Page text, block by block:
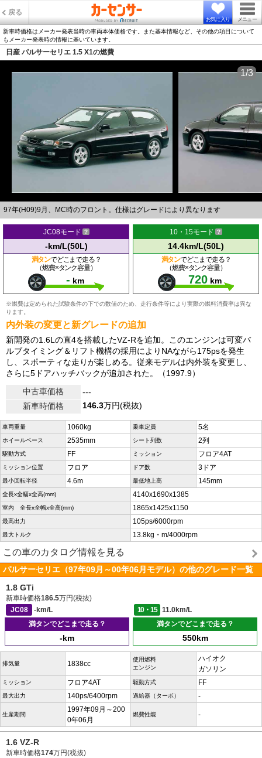
戻る
お気に入り メニュー
新車時価格はメーカー発表当時の車両本体価格です。また基本情報など、その他の項目について
もメーカー発表時の情報に基いています。
日産 パルサーセリエ 1.5 X1の燃費
97年(H09)9月、MC時のフロント。仕様はグレードにより異なります
1/3
JC08モード
-km/L(50L)
満タンでどこまで走る？
（燃費×タンク容量）
- km
10・15モード
14.4km/L(50L)
満タンでどこまで走る？
（燃費×タンク容量）
720 km
※燃費は定められた試験条件の下での数値のため、走行条件等により実際の燃料消費率は異な
ります。
内外装の変更と新グレードの追加
新開発の1.6Lの直4を搭載したVZ-Rを追加。このエンジンは可変バ
ルブタイミング＆リフト機構の採用によりNAながら175psを発生
し、スポーティな走りが楽しめる。従来モデルは内外装を変更し、
さらに5ドアハッチバックが追加された。（1997.9）
中古車価格
---
新車時価格
146.3万円(税抜)
車両重量 1060kg 乗車定員 5名
ホイールベース 2535mm シート列数 2列
駆動方式 FF ミッション フロア4AT
ミッション位置 フロア ドア数 3ドア
最小回転半径 4.6m 最低地上高 145mm
全長x全幅x全高(mm) 4140x1690x1385
室内 全長x全幅x全高(mm) 1865x1425x1150
最高出力 105ps/6000rpm
最大トルク 13.8kg・m/4000rpm
この車のカタログ情報を見る
パルサーセリエ（97年09月～00年06月モデル）の他のグレード一覧
1.8 GTi
新車時価格186.5万円(税抜)
JC08
-km/L 10・15
11.0km/L
満タンでどこまで走る？
-km
満タンでどこまで走る？
550km
排気量 1838cc
使用燃料
エンジン
ハイオク
ガソリン
ミッション フロア4AT 駆動方式 FF
最大出力 140ps/6400rpm 過給器（ターボ） -
生産期間
1997年09月～200
0年06月
燃費性能 -
1.6 VZ-R
新車時価格174万円(税抜)